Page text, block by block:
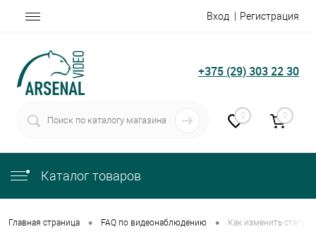
Вход Регистрация
+375 (29) 303 22 30
0 0
Каталог товаров
Главная страница • FAQ по видеонаблюдению • Как изменить статус